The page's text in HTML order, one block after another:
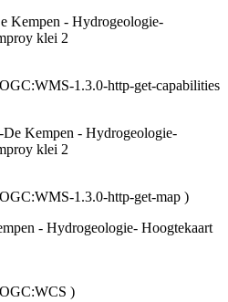
Kempen - Hydrogeologie-
klei 2
OGC:WMS-1.3.0-http-get-capabilities
Kempen - Hydrogeologie-
klei 2
OGC:WMS-1.3.0-http-get-map )
- Hydrogeologie- Hoogtekaart
OGC:WCS )